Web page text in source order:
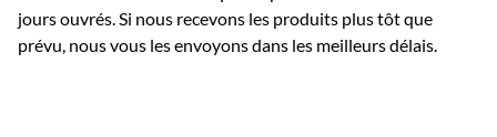
jours ouvrés. Si nous recevons les produits plus tôt que
prévu, nous vous les envoyons dans les meilleurs délais.